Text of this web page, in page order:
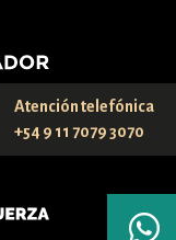
Atención telefónica
+54 9 11 7079 3070
